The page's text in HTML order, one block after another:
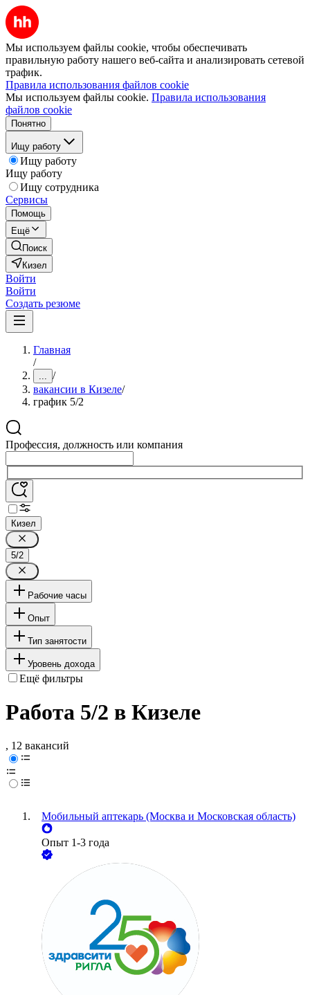
Мы используем файлы cookie, чтобы обеспечивать
правильную работу нашего веб-сайта и анализировать сетевой
трафик.
Правила использования файлов cookie
Мы используем файлы cookie. Правила использования
файлов cookie
Понятно
Ищу работу
Ищу работу
Ищу работу
Ищу сотрудника
Сервисы
Помощь
Ещё
Поиск
Кизел
Войти
Войти
Создать резюме
Главная
/
... /
вакансии в Кизеле/
график 5/2
Профессия, должность или компания
Кизел
5/2
Рабочие часы
Опыт
Тип занятости
Уровень дохода
Ещё фильтры
Работа 5/2 в Кизеле
, 12 вакансий
Мобильный аптекарь (Москва и Московская область)
Опыт 1-3 года